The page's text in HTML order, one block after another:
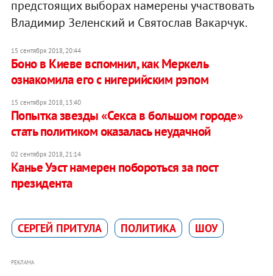
предстоящих выборах намерены участвовать
Владимир Зеленский и Святослав Вакарчук.
15 сентября 2018, 20:44
Боно в Киеве вспомнил, как Меркель
ознакомила его с нигерийским рэпом
15 сентября 2018, 13:40
Попытка звезды «Секса в большом городе»
стать политиком оказалась неудачной
02 сентября 2018, 21:14
Канье Уэст намерен побороться за пост
президента
СЕРГЕЙ ПРИТУЛА ПОЛИТИКА ШОУ
РЕКЛАМА